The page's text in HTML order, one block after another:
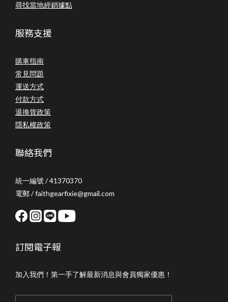
尋找當地經銷據點
服務支援
購車指南
常見問題
運送方式
付款方式
退換貨政策
隱私權政策
聯絡我們
統一編號 / 41370370
電郵 / faithgearfixie@gmail.com
訂閱電子報
加入我們！第一手了解最新消息與會員獨家優惠！